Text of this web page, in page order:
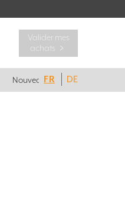
Valider mes
achats ﹥
Nouveautés
FR DE